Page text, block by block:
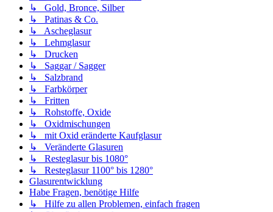
↳ Gold, Bronce, Silber
↳ Patinas & Co.
↳ Ascheglasur
↳ Lehmglasur
↳ Drucken
↳ Saggar / Sagger
↳ Salzbrand
↳ Farbkörper
↳ Fritten
↳ Rohstoffe, Oxide
↳ Oxidmischungen
↳ mit Oxid eränderte Kaufglasur
↳ Veränderte Glasuren
↳ Resteglasur bis 1080°
↳ Resteglasur 1100° bis 1280°
Glasurentwicklung
Habe Fragen, benötige Hilfe
↳ Hilfe zu allen Problemen, einfach fragen